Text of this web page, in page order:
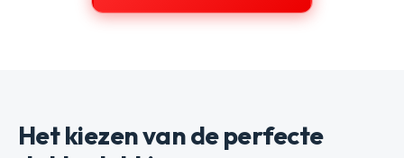
Het kiezen van de perfecte